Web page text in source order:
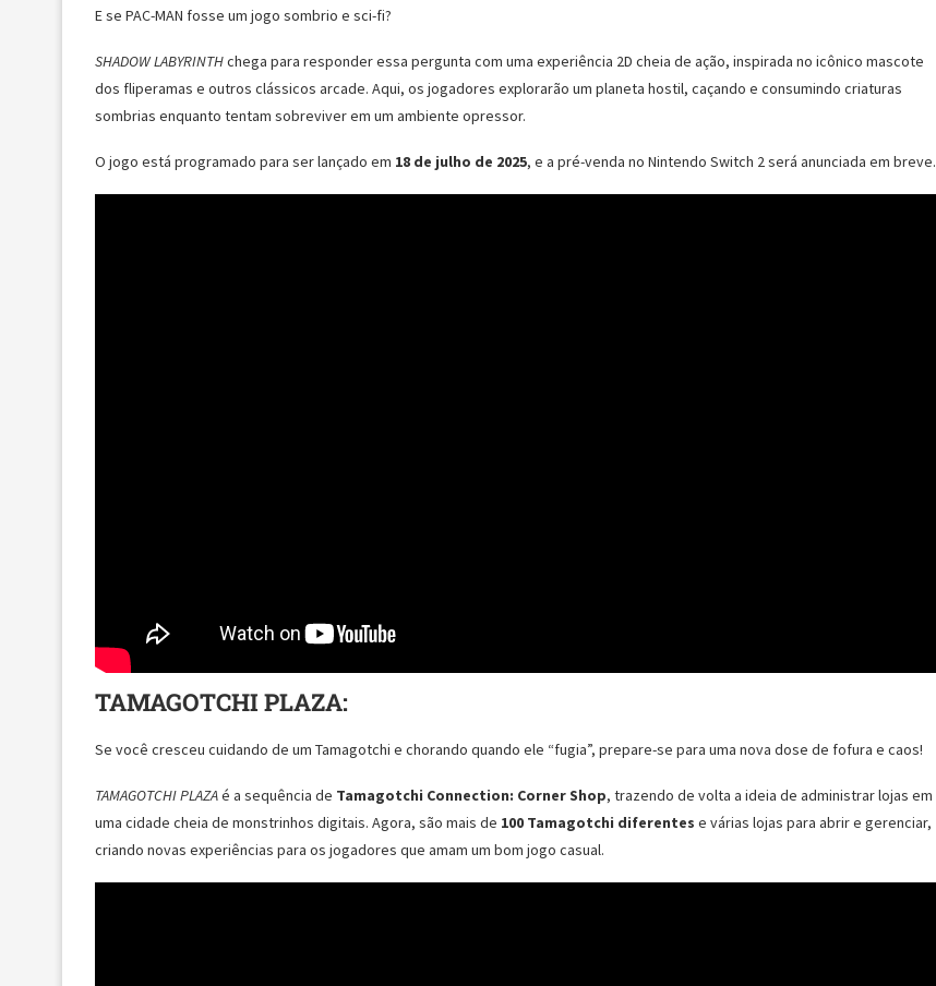
E se PAC-MAN fosse um jogo sombrio e sci-fi?
SHADOW LABYRINTHchega para responder essa pergunta com uma experiência 2D cheia de ação, inspirada no icônico mascote
dos fliperamas e outros clássicos arcade. Aqui, os jogadores explorarão um planeta hostil, caçando e consumindo criaturas
sombrias enquanto tentam sobreviver em um ambiente opressor.
O jogo está programado para ser lançado em 18 de julho de 2025, e a pré-venda no Nintendo Switch 2 será anunciada em breve.
TAMAGOTCHI PLAZA:
Se você cresceu cuidando de um Tamagotchi e chorando quando ele “fugia”, prepare-se para uma nova dose de fofura e caos!
TAMAGOTCHI PLAZAé a sequência de Tamagotchi Connection: Corner Shop, trazendo de volta a ideia de administrar lojas em
uma cidade cheia de monstrinhos digitais. Agora, são mais de 100 Tamagotchi diferentes e várias lojas para abrir e gerenciar,
criando novas experiências para os jogadores que amam um bom jogo casual.